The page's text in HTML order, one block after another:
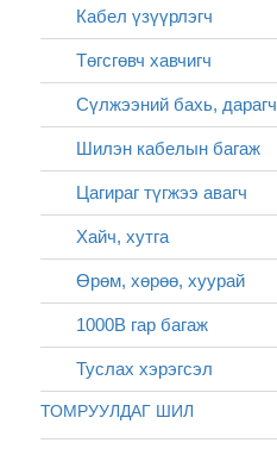
Кабел үзүүрлэгч
Төгсгөвч хавчигч
Сүлжээний бахь, дарагч
Шилэн кабелын багаж
Цагираг түгжээ авагч
Хайч, хутга
Өрөм, хөрөө, хуурай
1000В гар багаж
Туслах хэрэгсэл
ТОМРУУЛДАГ ШИЛ